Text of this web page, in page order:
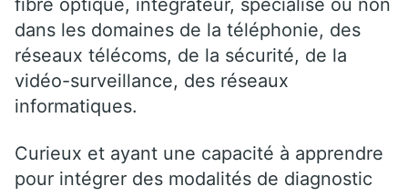
fibre optique, intégrateur, spécialisé ou non
dans les domaines de la téléphonie, des
réseaux télécoms, de la sécurité, de la
vidéo-surveillance, des réseaux
informatiques.
Curieux et ayant une capacité à apprendre
pour intégrer des modalités de diagnostic